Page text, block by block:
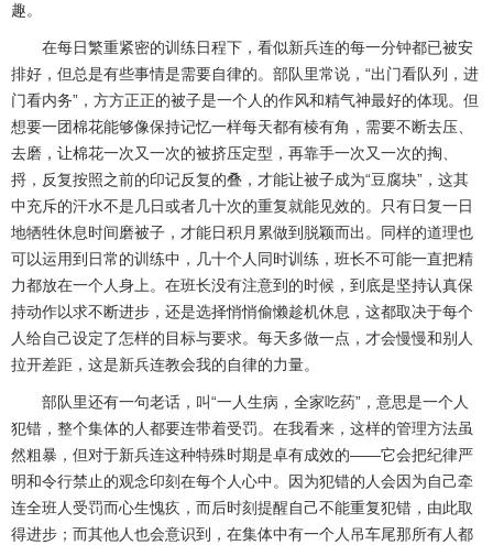
趣。
在每日繁重紧密的训练日程下，看似新兵连的每一分钟都已被安
排好，但总是有些事情是需要自律的。部队里常说，“出门看队列，进
门看内务”，方方正正的被子是一个人的作风和精气神最好的体现。但
想要一团棉花能够像保持记忆一样每天都有棱有角，需要不断去压、
去磨，让棉花一次又一次的被挤压定型，再靠手一次又一次的掏、
捋，反复按照之前的印记反复的叠，才能让被子成为“豆腐块”，这其
中充斥的汗水不是几日或者几十次的重复就能见效的。只有日复一日
地牺牲休息时间磨被子，才能日积月累做到脱颖而出。同样的道理也
可以运用到日常的训练中，几十个人同时训练，班长不可能一直把精
力都放在一个人身上。在班长没有注意到的时候，到底是坚持认真保
持动作以求不断进步，还是选择悄悄偷懒趁机休息，这都取决于每个
人给自己设定了怎样的目标与要求。每天多做一点，才会慢慢和别人
拉开差距，这是新兵连教会我的自律的力量。
部队里还有一句老话，叫“一人生病，全家吃药”，意思是一个人
犯错，整个集体的人都要连带着受罚。在我看来，这样的管理方法虽
然粗暴，但对于新兵连这种特殊时期是卓有成效的——它会把纪律严
明和令行禁止的观念印刻在每个人心中。因为犯错的人会因为自己牵
连全班人受罚而心生愧疚，而后时刻提醒自己不能重复犯错，由此取
得进步；而其他人也会意识到，在集体中有一个人吊车尾那所有人都